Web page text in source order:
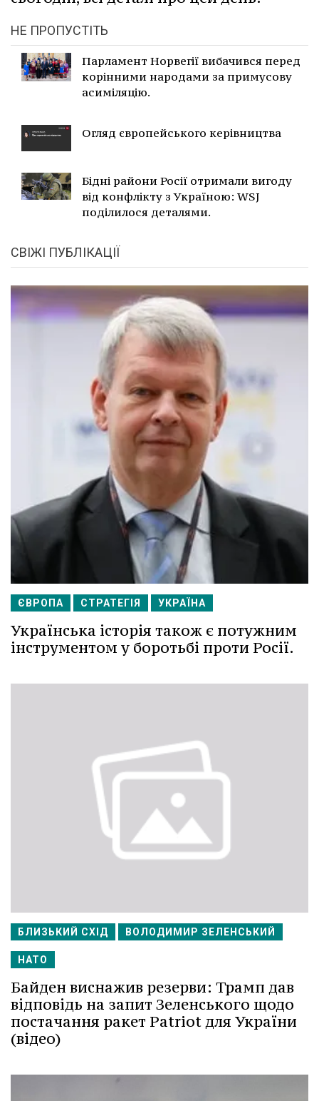
НЕ ПРОПУСТІТЬ
Парламент Норвегії вибачився перед
корінними народами за примусову
асиміляцію.
Огляд європейського керівництва
Бідні райони Росії отримали вигоду
від конфлікту з Україною: WSJ
поділилося деталями.
СВІЖІ ПУБЛІКАЦІЇ
ЄВРОПА СТРАТЕГІЯ УКРАЇНА
Українська історія також є потужним
інструментом у боротьбі проти Росії.
БЛИЗЬКИЙ СХІД ВОЛОДИМИР ЗЕЛЕНСЬКИЙ
НАТО
Байден виснажив резерви: Трамп дав
відповідь на запит Зеленського щодо
постачання ракет Patriot для України
(відео)